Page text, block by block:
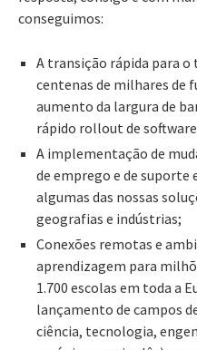
conseguimos:
A transição rápida para
centenas de milhares de
aumento da largura de
rápido rollout de
A implementação de
de emprego e de suporte
algumas das nossas
geografias e indústrias;
Conexões remotas e
aprendizagem para
1.700 escolas em toda a
lançamento de campos
ciência, tecnologia,